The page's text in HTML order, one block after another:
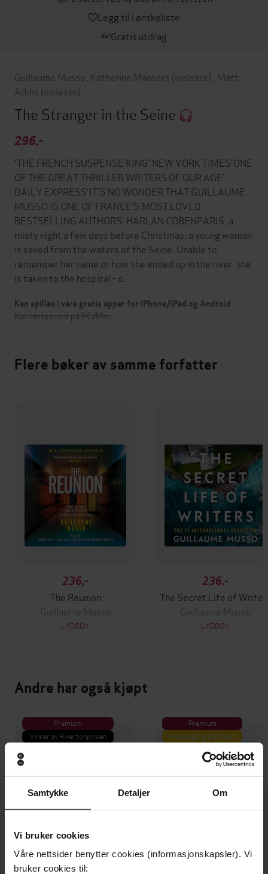
Samtykke Detaljer Om
Vi bruker cookies
Våre nettsider benytter cookies (informasjonskapsler). Vi
bruker cookies til:
Legg til i ønskeliste
Gratis utdrag
Guillaume Musso Katherine Manners (innleser) Matt
Addis (innleser)
The Stranger in the Seine
296,-
'THE FRENCH SUSPENSE KING' NEW YORK TIMES'ONE
OF THE GREAT THRILLER WRITERS OF OUR AGE'
DAILY EXPRESS'IT'S NO WONDER THAT GUILLAUME
MUSSO IS ONE OF FRANCE'S MOST LOVED,
BESTSELLING AUTHORS' HARLAN COBENPARIS, a
misty night a few days before Christmas: a young woman
is saved from the waters of the Seine. Unable to
remember her name or how she ended up in the river, she
is taken to the hospital - o…
Kan spilles i våre gratis apper for iPhone/iPad og Android
Kan lastes ned på PC/Mac
Flere bøker av samme forfatter
236,-
The Reunion
Guillaume Musso
LYDBOK
236,-
The Secret Life of
Guillaume Musso
LYDBOK
Andre har også kjøpt
Premium
Vinner av Rivertonprisen
Premium
Første gang på tilbud